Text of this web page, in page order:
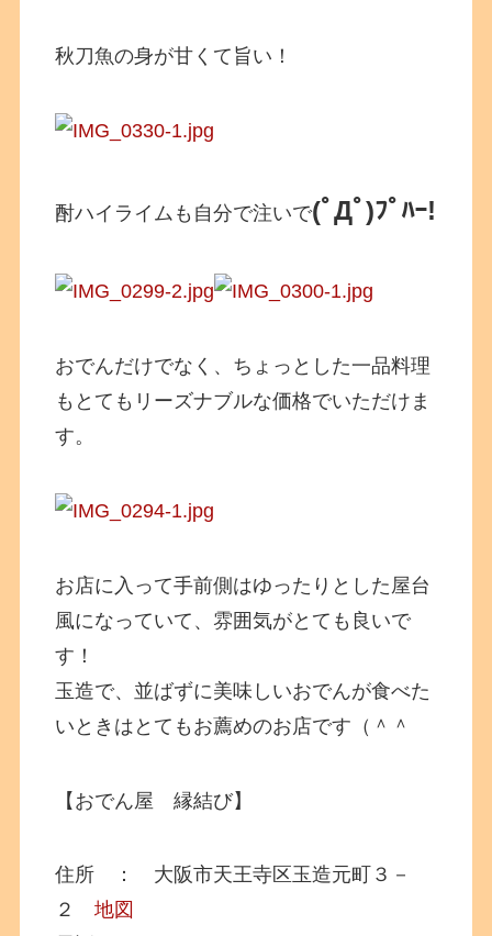
秋刀魚の身が甘くて旨い！
酎ハイライムも自分で注いで(ﾟДﾟ)ﾌﾟﾊｰ!
おでんだけでなく、ちょっとした一品料理
もとてもリーズナブルな価格でいただけま
す。
お店に入って手前側はゆったりとした屋台
風になっていて、雰囲気がとても良いで
す！
玉造で、並ばずに美味しいおでんが食べた
いときはとてもお薦めのお店です（＾＾
【おでん屋 縁結び】
住所 ： 大阪市天王寺区玉造元町３－
２地図